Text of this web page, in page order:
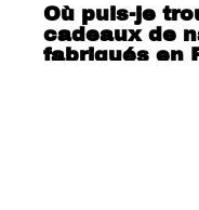
Où puis-je
cadeaux de
fabriqués en